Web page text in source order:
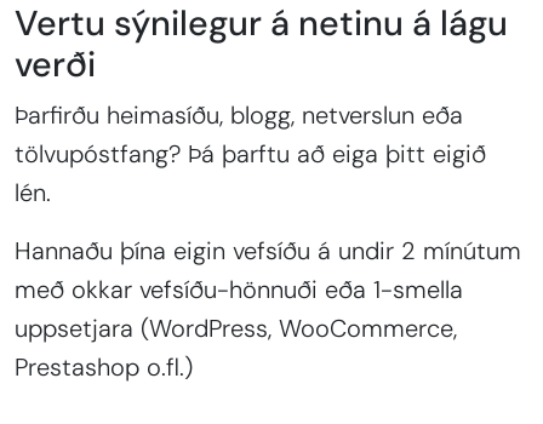
Vertu sýnilegur á netinu á lágu
verði
Þarfirðu heimasíðu, blogg, netverslun eða
tölvupóstfang? Þá þarftu að eiga þitt eigið
lén.
Hannaðu þína eigin vefsíðu á undir 2 mínútum
með okkar vefsíðu-hönnuði eða 1-smella
uppsetjara (WordPress, WooCommerce,
Prestashop o.fl.)